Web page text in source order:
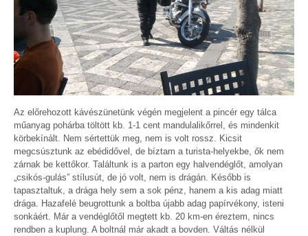
Az előrehozott kávészünetünk végén megjelent a pincér egy tálca
műanyag pohárba töltött kb. 1-1 cent mandulalikőrrel, és mindenkit
körbekínált. Nem sértettük meg, nem is volt rossz. Kicsit
megcsúsztunk az ebédidővel, de bíztam a turista-helyekbe, ők nem
zárnak be kettőkor. Találtunk is a parton egy halvendéglőt, amolyan
„csikós-gulás” stílusút, de jó volt, nem is drágán. Később is
tapasztaltuk, a drága hely sem a sok pénz, hanem a kis adag miatt
drága. Hazafelé beugrottunk a boltba újabb adag papírvékony, isteni
sonkáért. Már a vendéglőtől megtett kb. 20 km-en éreztem, nincs
rendben a kuplung. A boltnál már akadt a bovden. Váltás nélkül